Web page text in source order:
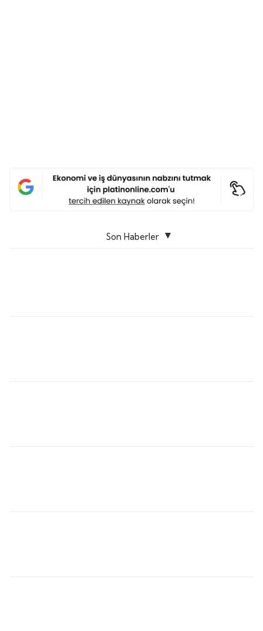
Son Haberler